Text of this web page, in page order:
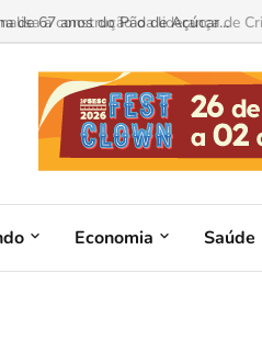
a construção da liderança de
Economia Saúde